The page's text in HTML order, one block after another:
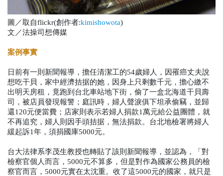
圖／取自flickr(創作者:kimishowota)
文／法操司想傳媒
案例事實
日前有一則新聞報導，擔任清潔工的54歲婦人，因罹癌丈夫說
想吃干貝，家中經濟拮据的她，因身上只剩數千元，擔心繳不
出明天房租，竟跑到台北車站地下街，偷了一盒北海道干貝壽
司，被店員發現報警；庭訊時，婦人聲淚俱下坦承偷竊，並歸
還120元便當費；店家則表示若婦人捐款1萬元給公益團體，就
不再追究，婦人則因手頭拮据，無法捐款。台北地檢署將婦人
緩起訴1年，須捐國庫5000元。
台大法律系李茂生教授也轉貼了該則新聞報導，並認為，「對
檢察官個人而言，5000元不算多，但是對作為國家公務員的檢
察官而言，5000元實在太沈重。收了這5000元的國家，就只是